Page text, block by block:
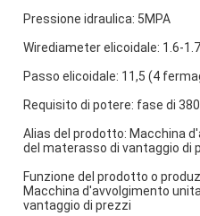
Pressione idraulica: 5MPA
Wirediameter elicoidale: 1.6-1.7
Passo elicoidale: 11,5 (4
Requisito di potere: fase di
Alias del prodotto: Macchina
del materasso di vantaggio di
Funzione del prodotto o
Macchina d'avvolgimento
vantaggio di prezzi